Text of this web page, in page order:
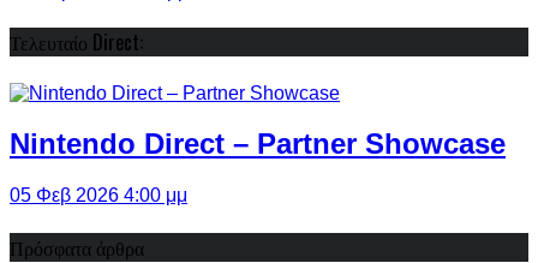
Τελευταίο Direct:
Nintendo Direct – Partner Showcase
05 Φεβ 2026 4:00 μμ
Πρόσφατα άρθρα